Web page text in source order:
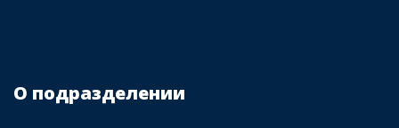
О подразделении